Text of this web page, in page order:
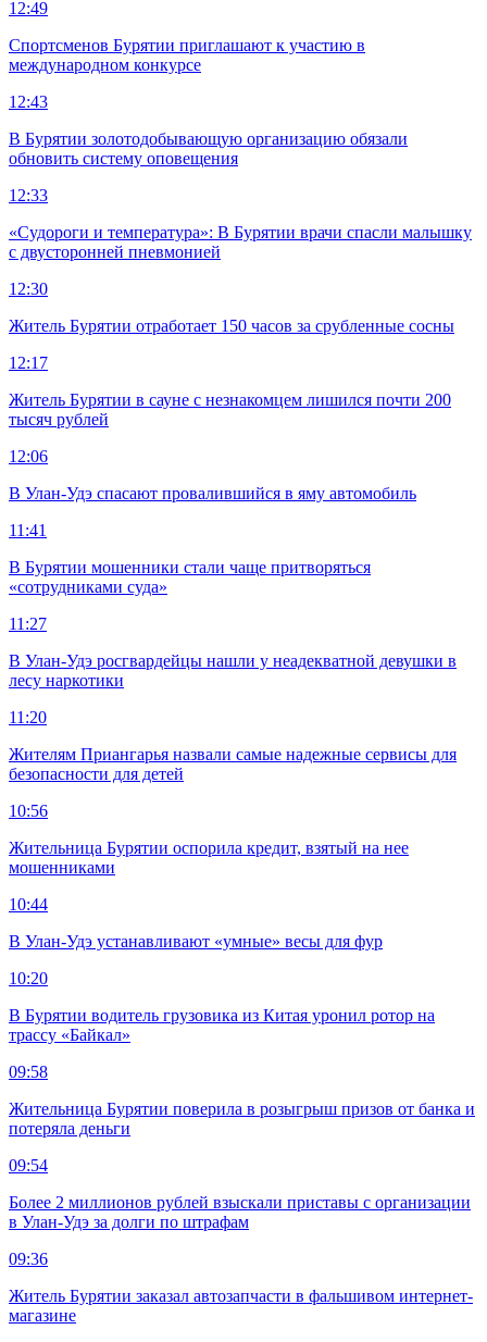
12:49
Спортсменов Бурятии приглашают к участию в
международном конкурсе
12:43
В Бурятии золотодобывающую организацию обязали
обновить систему оповещения
12:33
«Судороги и температура»: В Бурятии врачи спасли малышку
с двусторонней пневмонией
12:30
Житель Бурятии отработает 150 часов за срубленные сосны
12:17
Житель Бурятии в сауне с незнакомцем лишился почти 200
тысяч рублей
12:06
В Улан-Удэ спасают провалившийся в яму автомобиль
11:41
В Бурятии мошенники стали чаще притворяться
«сотрудниками суда»
11:27
В Улан-Удэ росгвардейцы нашли у неадекватной девушки в
лесу наркотики
11:20
Жителям Приангарья назвали самые надежные сервисы для
безопасности для детей
10:56
Жительница Бурятии оспорила кредит, взятый на нее
мошенниками
10:44
В Улан-Удэ устанавливают «умные» весы для фур
10:20
В Бурятии водитель грузовика из Китая уронил ротор на
трассу «Байкал»
09:58
Жительница Бурятии поверила в розыгрыш призов от банка и
потеряла деньги
09:54
Более 2 миллионов рублей взыскали приставы с организации
в Улан-Удэ за долги по штрафам
09:36
Житель Бурятии заказал автозапчасти в фальшивом интернет-
магазине